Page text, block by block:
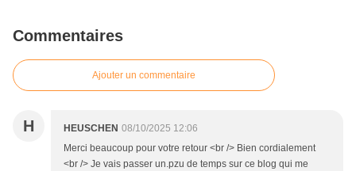
Commentaires
Ajouter un commentaire
H HEUSCHEN 08/10/2025 12:06
Merci beaucoup pour votre retour <br /> Bien cordialement
<br /> Je vais passer un.pzu de temps sur ce blog qui me